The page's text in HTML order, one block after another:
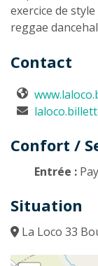
exercice de
reggae
Contact
Confort /
Entrée :
Situation
La Loco 33